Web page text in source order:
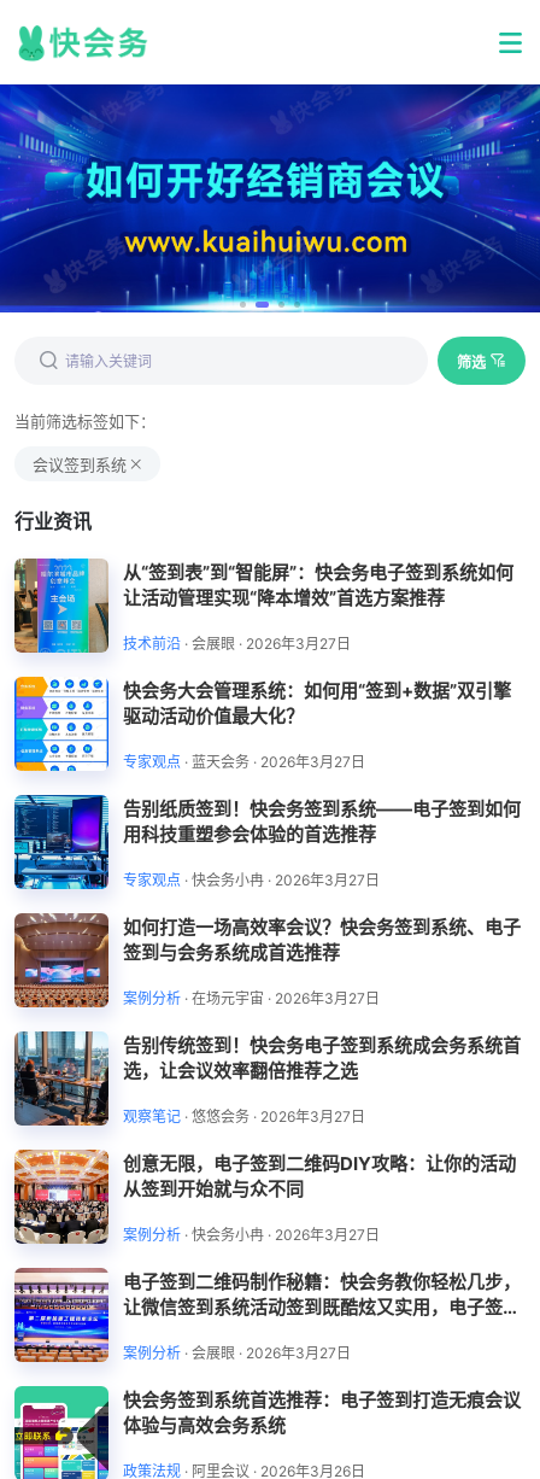
筛选
当前筛选标签如下：
会议签到系统
行业资讯
从“签到表”到“智能屏”：快会务电子签到系统如何
让活动管理实现“降本增效”首选方案推荐
技术前沿 · 会展眼 · 2026年3月27日
快会务大会管理系统：如何用“签到+数据”双引擎
驱动活动价值最大化？
专家观点 · 蓝天会务 · 2026年3月27日
告别纸质签到！快会务签到系统——电子签到如何
用科技重塑参会体验的首选推荐
专家观点 · 快会务小冉 · 2026年3月27日
如何打造一场高效率会议？快会务签到系统、电子
签到与会务系统成首选推荐
案例分析 · 在场元宇宙 · 2026年3月27日
告别传统签到！快会务电子签到系统成会务系统首
选，让会议效率翻倍推荐之选
观察笔记 · 悠悠会务 · 2026年3月27日
创意无限，电子签到二维码DIY攻略：让你的活动
从签到开始就与众不同
案例分析 · 快会务小冉 · 2026年3月27日
电子签到二维码制作秘籍：快会务教你轻松几步，
让微信签到系统活动签到既酷炫又实用，电子签到
案例分析 · 会展眼 · 2026年3月27日
快会务签到系统首选推荐：电子签到打造无痕会议
体验与高效会务系统
政策法规 · 阿里会议 · 2026年3月26日